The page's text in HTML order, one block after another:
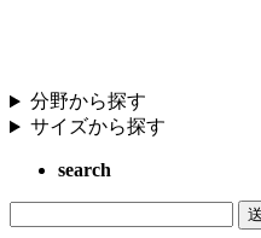
分野から探す
サイズから探す
search